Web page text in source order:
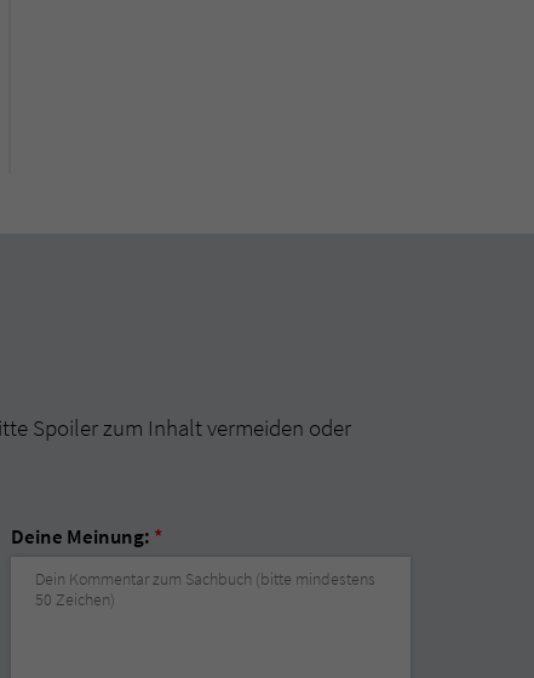
Spoiler zum Inhalt vermeiden oder
Deine Meinung: *